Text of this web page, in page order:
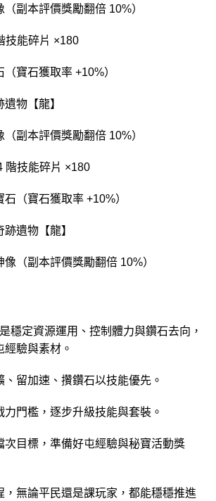
副本評價獎勵翻倍 10%）
技能碎片 ×180
寶石獲取率 +10%）
物【龍】
副本評價獎勵翻倍 10%）
階技能碎片 ×180
（寶石獲取率 +10%）
遺物【龍】
（副本評價獎勵翻倍 10%）
穩定資源運用、控制體力與鑽石去向，
驗與素材。
、留加速、攢鑽石以技能優先。
力門檻，逐步升級技能與套裝。
次目標，準備好屯經驗與秘寶活動獎
，無論平民還是課玩家，都能穩穩推進